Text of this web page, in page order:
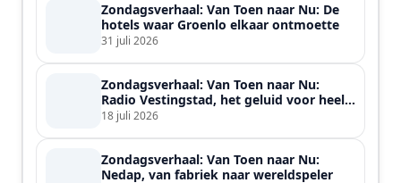
Zondagsverhaal: Van Toen naar Nu: De
hotels waar Groenlo elkaar ontmoette
31 juli 2026
Zondagsverhaal: Van Toen naar Nu:
Radio Vestingstad, het geluid voor heel
de streek
18 juli 2026
Zondagsverhaal: Van Toen naar Nu:
Nedap, van fabriek naar wereldspeler